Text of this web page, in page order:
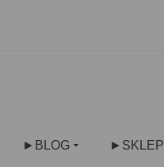
►BLOG ►SKLEP